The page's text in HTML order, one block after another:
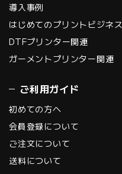
導入事例
はじめてのプリントビジネス
DTFプリンター関連
ガーメントプリンター関連
ご利用ガイド
初めての方へ
会員登録について
ご注文について
送料について